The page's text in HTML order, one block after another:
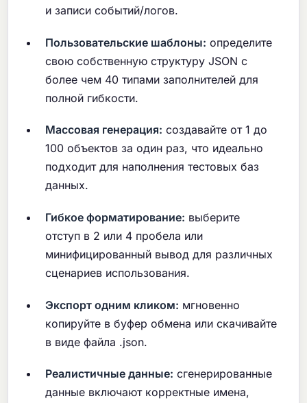
и записи событий/логов.
Пользовательские шаблоны: определите
свою собственную структуру JSON с
более чем 40 типами заполнителей для
полной гибкости.
Массовая генерация: создавайте от 1 до
100 объектов за один раз, что идеально
подходит для наполнения тестовых баз
данных.
Гибкое форматирование: выберите
отступ в 2 или 4 пробела или
минифицированный вывод для различных
сценариев использования.
Экспорт одним кликом: мгновенно
копируйте в буфер обмена или скачивайте
в виде файла .json.
Реалистичные данные: сгенерированные
данные включают корректные имена,